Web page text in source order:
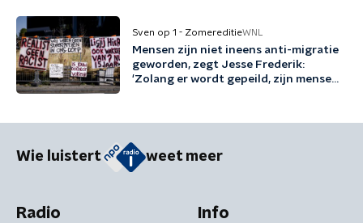
Sven op 1 - ZomereditieWNL
Mensen zijn niet ineens anti-migratie
geworden, zegt Jesse Frederik:
'Zolang er wordt gepeild, zijn mensen
Wie luistert weet meer
Radio Info